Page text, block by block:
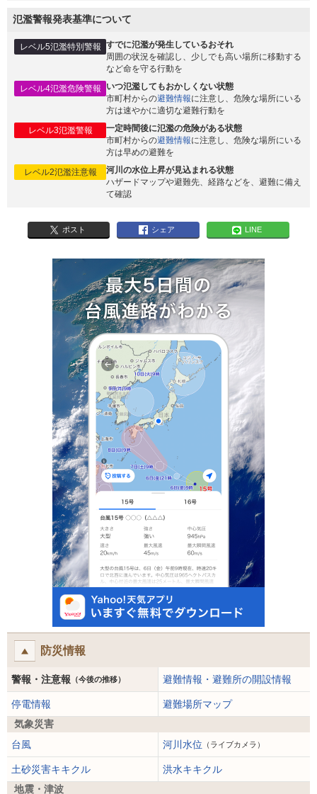
氾濫警報発表基準について
レベル5氾濫特別警報 すでに氾濫が発生しているおそれ
周囲の状況を確認し、少しでも高い場所に移動する
など命を守る行動を
レベル4氾濫危険警報
いつ氾濫してもおかしくない状態
市町村からの避難情報に注意し、危険な場所にいる
方は速やかに適切な避難行動を
レベル3氾濫警報
一定時間後に氾濫の危険がある状態
市町村からの避難情報に注意し、危険な場所にいる
方は早めの避難を
レベル2氾濫注意報
河川の水位上昇が見込まれる状態
ハザードマップや避難先、経路などを、避難に備え
て確認
ポスト シェア LINE
防災情報
警報・注意報 （今後の推移） 避難情報・避難所の開設情報
停電情報
避難場所マップ
気象災害
台風
河川水位 （ライブカメラ）
土砂災害キキクル
洪水キキクル
地震・津波